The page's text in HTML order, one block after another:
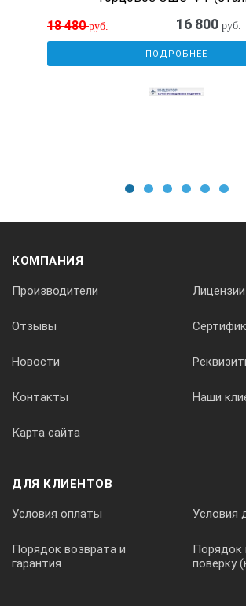
№ образца
0,4
3
3.2
18 480руб. 16 800 руб.
ПОДРОБНЕЕ
КОМПАНИЯ
Производители Лицензии
Отзывы
Новости
Контакты Наши
Карта сайта
ДЛЯ КЛИЕНТОВ
Условия оплаты Условия
Порядок возврата и
гарантия
Порядок
поверку